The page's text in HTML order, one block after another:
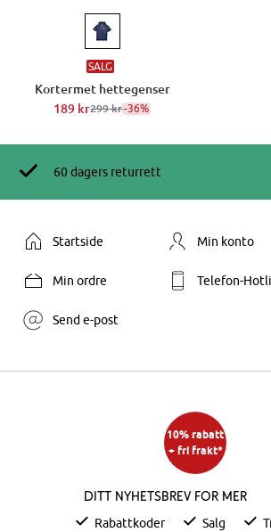
SALG
Kortermet hettegenser
189 kr299 kr-36%
60 dagers returrett
Startside Min konto
Min ordre Telefon-
Send e-post
10% rabatt
+ fri frakt*
Ditt nyhetsbrev for mer
Rabattkoder Salg